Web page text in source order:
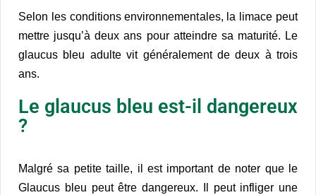
Selon les conditions environnementales, la limace peut
mettre jusqu’à deux ans pour atteindre sa maturité. Le
glaucus bleu adulte vit généralement de deux à trois
ans.
Le glaucus bleu est-il dangereux
?
Malgré sa petite taille, il est important de noter que le
Glaucus bleu peut être dangereux. Il peut infliger une